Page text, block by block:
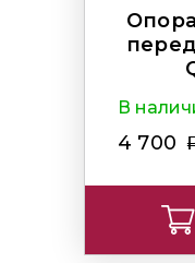
В
4 700